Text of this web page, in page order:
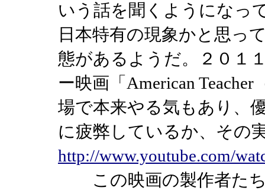
いう話を聞くようになっ
日本特有の現象かと思っ
態があるようだ。２０１
ー映画「American
場で本来やる気もあり、
に疲弊しているか、そ
http://www.youtube.com/
この映画の製作者たち